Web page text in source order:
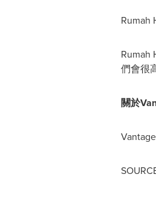
Rumah
Rumah
們會很
關於